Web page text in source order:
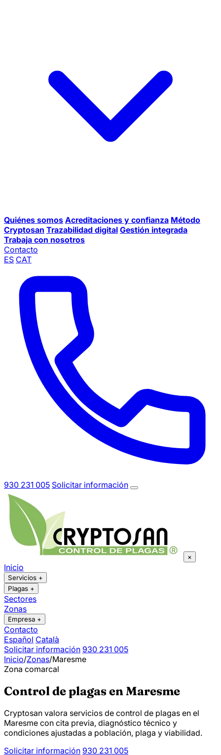
Quiénes somos Acreditaciones y confianza Método
Cryptosan Trazabilidad digital Gestión integrada
Trabaja con nosotros
Contacto
ES CAT
930 231 005 Solicitar información
×
Inicio
Servicios +
Plagas +
Sectores
Zonas
Empresa +
Contacto
Español Català
Solicitar información 930 231 005
Inicio/Zonas/Maresme
Zona comarcal
Control de plagas en Maresme
Cryptosan valora servicios de control de plagas en el
Maresme con cita previa, diagnóstico técnico y
condiciones ajustadas a población, plaga y viabilidad.
Solicitar información 930 231 005